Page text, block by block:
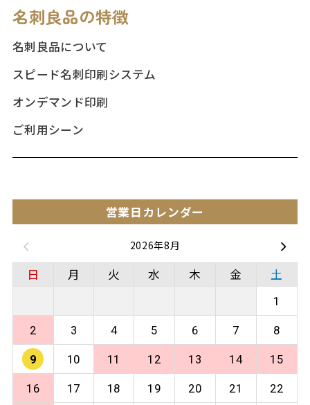
名刺良品の特徴
名刺良品について
スピード名刺印刷システム
オンデマンド印刷
ご利用シーン
営業日カレンダー
2026年8月
日 月 火 水 木 金 土
1
2 3 4 5 6 7 8
9 10 11 12 13 14 15
16 17 18 19 20 21 22